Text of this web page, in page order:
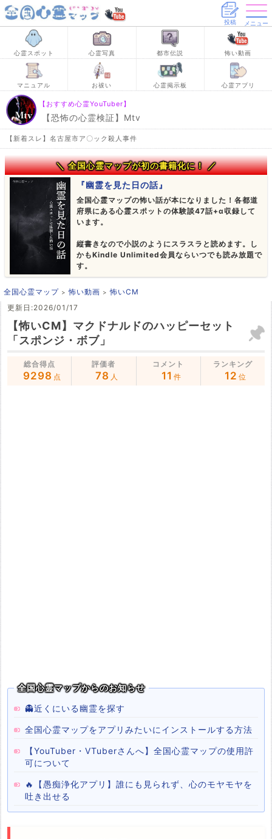
投稿 メニュー
心霊スポット 心霊写真 都市伝説 怖い動画
マニュアル お祓い 心霊掲示板 心霊アプリ
【おすすめ心霊YouTuber】
【恐怖の心霊検証】Mtv
【新着スレ】名古屋市ア〇ック殺人事件
＼ 全国心霊マップが初の書籍化に！ ／
『幽霊を見た日の話』
全国心霊マップの怖い話が本になりました！各都道
府県にある心霊スポットの体験談47話+α収録して
います。
縦書きなので小説のようにスラスラと読めます。し
かもKindle Unlimited会員ならいつでも読み放題で
す。
全国心霊マップ 怖い動画
怖いCM
更新日:2026/01/17
【怖いCM】マクドナルドのハッピーセット
「スポンジ・ボブ」
総合得点
9298 点
評価者
78 人
コメント
11 件
ランキング
12 位
全国心霊マップからのお知らせ
👻近くにいる幽霊を探す
全国心霊マップをアプリみたいにインストールする方法
【YouTuber・VTuberさんへ】全国心霊マップの使用許
可について
🔥【愚痴浄化アプリ】誰にも見られず、心のモヤモヤを
吐き出せる